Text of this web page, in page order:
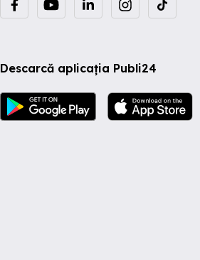
Descarcă aplicația Publi24